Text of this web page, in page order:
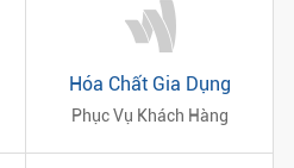
Hóa Chất Gia Dụng
Phục Vụ Khách Hàng